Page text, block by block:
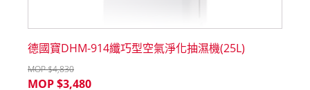
德國寶DHM-914纖巧型空氣淨化抽濕機(25L)
MOP $4,830
MOP $3,480